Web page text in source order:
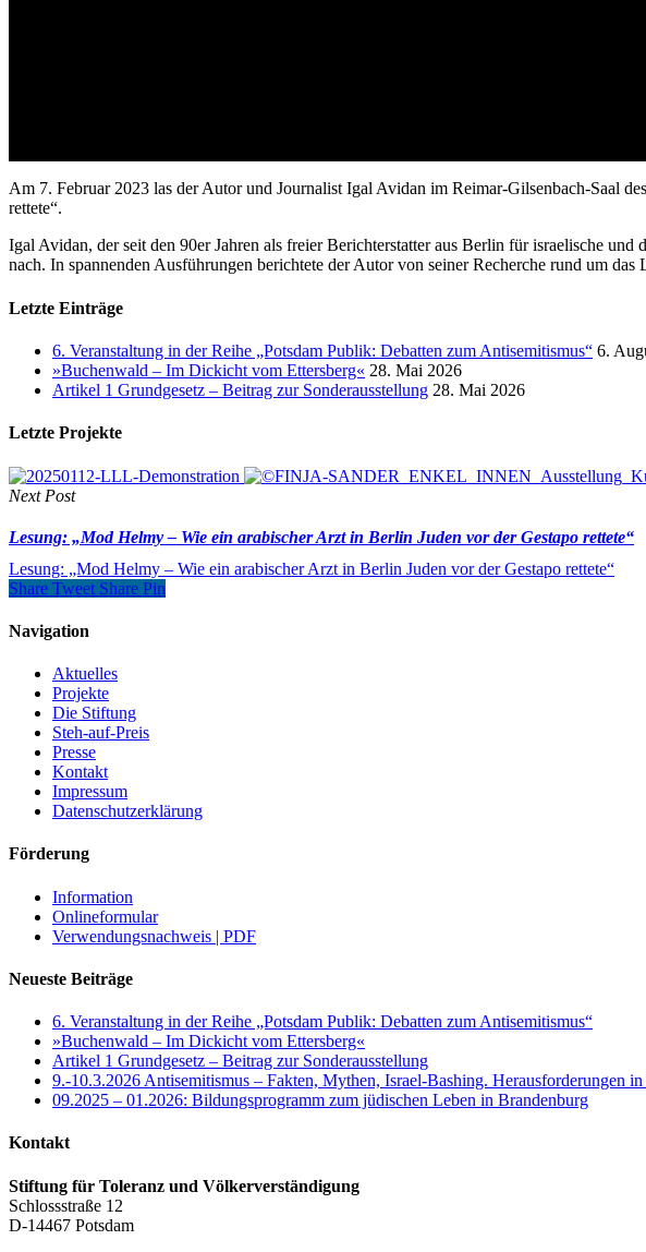
Am 7. Februar 2023 las der Autor und Journalist Igal Avidan im Reimar-Gilsenbach-Saal
rettete“.
Igal Avidan, der seit den 90er Jahren als freier Berichterstatter aus Berlin für israelische
nach. In spannenden Ausführungen berichtete der Autor von seiner Recherche rund um
Letzte Einträge
6. Veranstaltung in der Reihe „Potsdam Publik: Debatten zum Antisemitismus“ 6.
»Buchenwald – Im Dickicht vom Ettersberg« 28. Mai 2026
Artikel 1 Grundgesetz – Beitrag zur Sonderausstellung 28. Mai 2026
Letzte Projekte
Next Post
Lesung: „Mod Helmy – Wie ein arabischer Arzt in Berlin Juden vor der Gestapo rettete“
Lesung: „Mod Helmy – Wie ein arabischer Arzt in Berlin Juden vor der Gestapo rettete“
Share Tweet Share Pin
Navigation
Aktuelles
Projekte
Die Stiftung
Steh-auf-Preis
Presse
Kontakt
Impressum
Datenschutzerklärung
Förderung
Information
Onlineformular
Verwendungsnachweis | PDF
Neueste Beiträge
6. Veranstaltung in der Reihe „Potsdam Publik: Debatten zum Antisemitismus“
»Buchenwald – Im Dickicht vom Ettersberg«
Artikel 1 Grundgesetz – Beitrag zur Sonderausstellung
9.-10.3.2026 Antisemitismus – Fakten, Mythen, Israel-Bashing. Herausforderungen
09.2025 – 01.2026: Bildungsprogramm zum jüdischen Leben in Brandenburg
Kontakt
Stiftung für Toleranz und Völkerverständigung
Schlossstraße 12
D-14467 Potsdam